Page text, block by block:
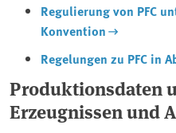
Regulierung von PFC
Konvention
Regelungen zu PFC in
Produktionsdaten
Erzeugnissen und